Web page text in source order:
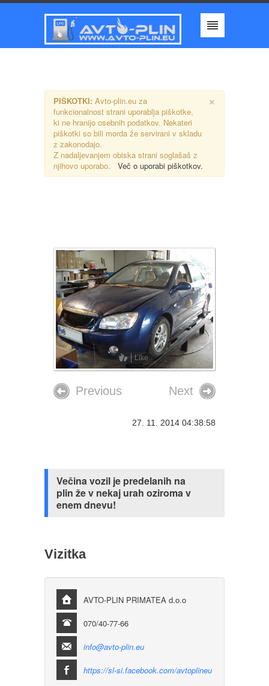
×
PIŠKOTKI: Avto-plin.eu za
funkcionalnost strani uporablja piškotke,
ki ne hranijo osebnih podatkov. Nekateri
piškotki so bili morda že servirani v skladu
z zakonodajo.
Z nadaljevanjem obiska strani soglašaš z
njihovo uporabo.
Več o uporabi piškotkov.
Like
Previous Next
27. 11. 2014 04:38:58
Večina vozil je predelanih na
plin že v nekaj urah oziroma v
enem dnevu!
Vizitka
AVTO-PLIN PRIMATEA d.o.o
070/40-77-66
info@avto-plin.eu
https://sl-si.facebook.com/avtoplineu